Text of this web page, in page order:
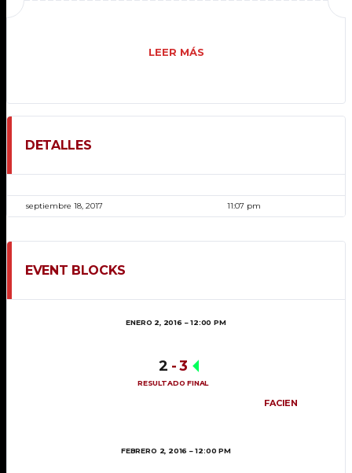
LEER MÁS
DETALLES
septiembre 18, 2017 11:07 pm
EVENT BLOCKS
ENERO 2, 2016 12:00 PM
FACIEN
2 -3
RESULTADO FINAL
FEBRERO 2, 2016 12:00 PM